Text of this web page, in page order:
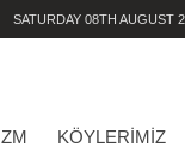
SATURDAY 08TH AUGUST
KÖYLERIMIZ